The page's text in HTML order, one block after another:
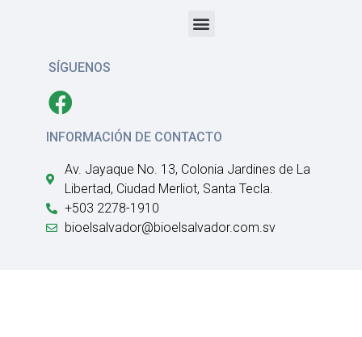
SÍGUENOS
INFORMACIÓN DE CONTACTO
Av. Jayaque No. 13, Colonia Jardines de La
Libertad, Ciudad Merliot, Santa Tecla.
+503 2278-1910
bioelsalvador@bioelsalvador.com.sv